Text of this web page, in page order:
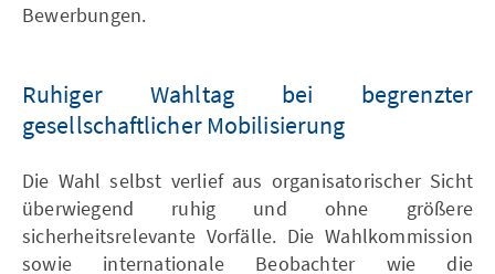
Bewerbungen.
Ruhiger Wahltag bei begrenzter
gesellschaftlicher Mobilisierung
Die Wahl selbst verlief aus organisatorischer Sicht
überwiegend ruhig und ohne größere
sicherheitsrelevante Vorfälle. Die Wahlkommission
sowie internationale Beobachter wie die